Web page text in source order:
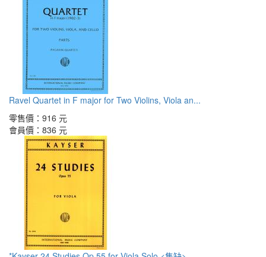
Ravel Quartet in F major for Two Violins, Viola an...
零售價： 916 元
會員價： 836 元